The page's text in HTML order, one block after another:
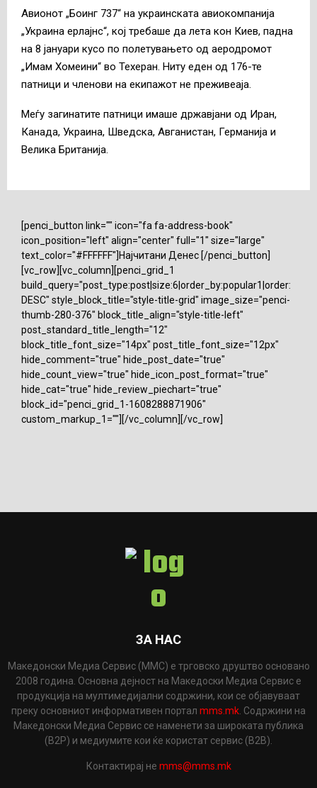
Авионот „Боинг 737“ на украинската авиокомпанија
„Украина ерлајнс“, кој требаше да лета кон Киев, падна
на 8 јануари кусо по полетувањето од аеродромот
„Имам Хомеини“ во Техеран. Ниту еден од 176-те
патници и членови на екипажот не преживеаја.
Меѓу загинатите патници имаше државјани од Иран,
Канада, Украина, Шведска, Авганистан, Германија и
Велика Британија.
[penci_button link="" icon="fa fa-address-book"
icon_position="left" align="center" full="1" size="large"
text_color="#FFFFFF"]Најчитани Денес [/penci_button]
[vc_row][vc_column][penci_grid_1
build_query="post_type:post|size:6|order_by:popular1|order:
DESC" style_block_title="style-title-grid" image_size="penci-
thumb-280-376" block_title_align="style-title-left"
post_standard_title_length="12"
block_title_font_size="14px" post_title_font_size="12px"
hide_comment="true" hide_post_date="true"
hide_count_view="true" hide_icon_post_format="true"
hide_cat="true" hide_review_piechart="true"
block_id="penci_grid_1-1608288871906"
custom_markup_1=""][/vc_column][/vc_row]
ЗА НАС
Македонски Медиа Сервис (ММС) е трговско друштво основано
2008 година. Основна дејност на Македоски Медиа Сервис е
продукција на мултимедијални содржини, кои се објавуваат
преку основниот информативен портал mms.mk . Содржини на
Македонски Медиа Сервис се наменети за широката публика
(B2P) и медиумите кои ќе користат сервис (B2B).
Контактирај не mms@mms.mk